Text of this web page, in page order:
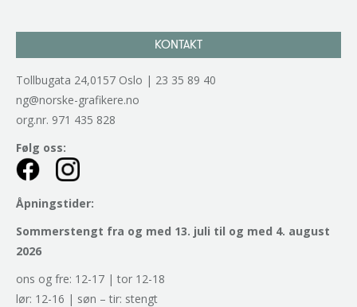
KONTAKT
Tollbugata 24,0157 Oslo | 23 35 89 40
ng@norske-grafikere.no
org.nr. 971 435 828
Følg oss:
Åpningstider:
Sommerstengt fra og med 13. juli til og med 4. august
2026
ons og fre: 12-17 | tor 12-18
lør: 12-16 | søn – tir: stengt